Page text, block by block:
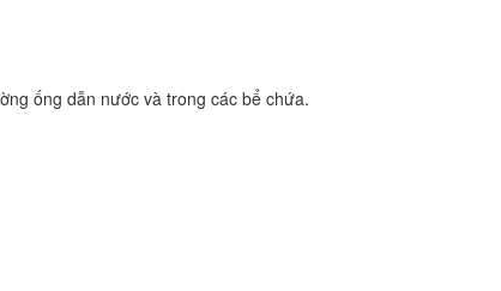
ống dẫn nước và trong các bể chứa.